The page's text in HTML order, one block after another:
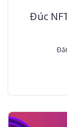
Đúc